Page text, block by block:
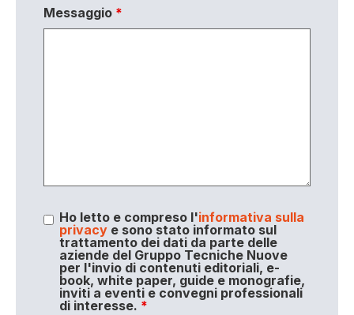
Messaggio *
Ho letto e compreso l'informativa sulla
privacye sono stato informato sul
trattamento dei dati da parte delle
aziende del Gruppo Tecniche Nuove
per l'invio di contenuti editoriali, e-
book, white paper, guide e monografie,
inviti a eventi e convegni professionali
di interesse. *